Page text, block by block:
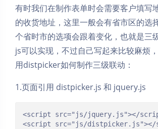
有时我们在制作表单时会需要客户填写
的收货地址，这里一般会有省市区的选
个省时市的选项会跟着变化，也就是三
js可以实现，不过自己写起来比较麻烦
用distpicker如何制作三级联动：
1.页面引用 distpicker.js 和 jquery.js
<script src="js/jquery.js"></
<script src="js/distpicker.js"></